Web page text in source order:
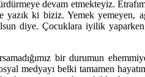
devam etmekteyiz.
yazık ki biziz. Yemek
diye. Çocuklara iyilik
bir durumun
medyayı belki tamamen